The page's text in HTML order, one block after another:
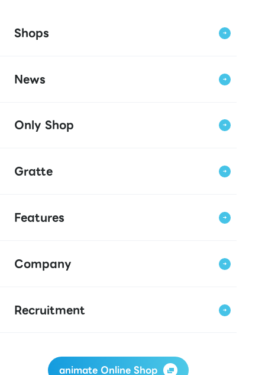
Shops
News
Only Shop
Gratte
Features
Company
Recruitment
animate Online Shop